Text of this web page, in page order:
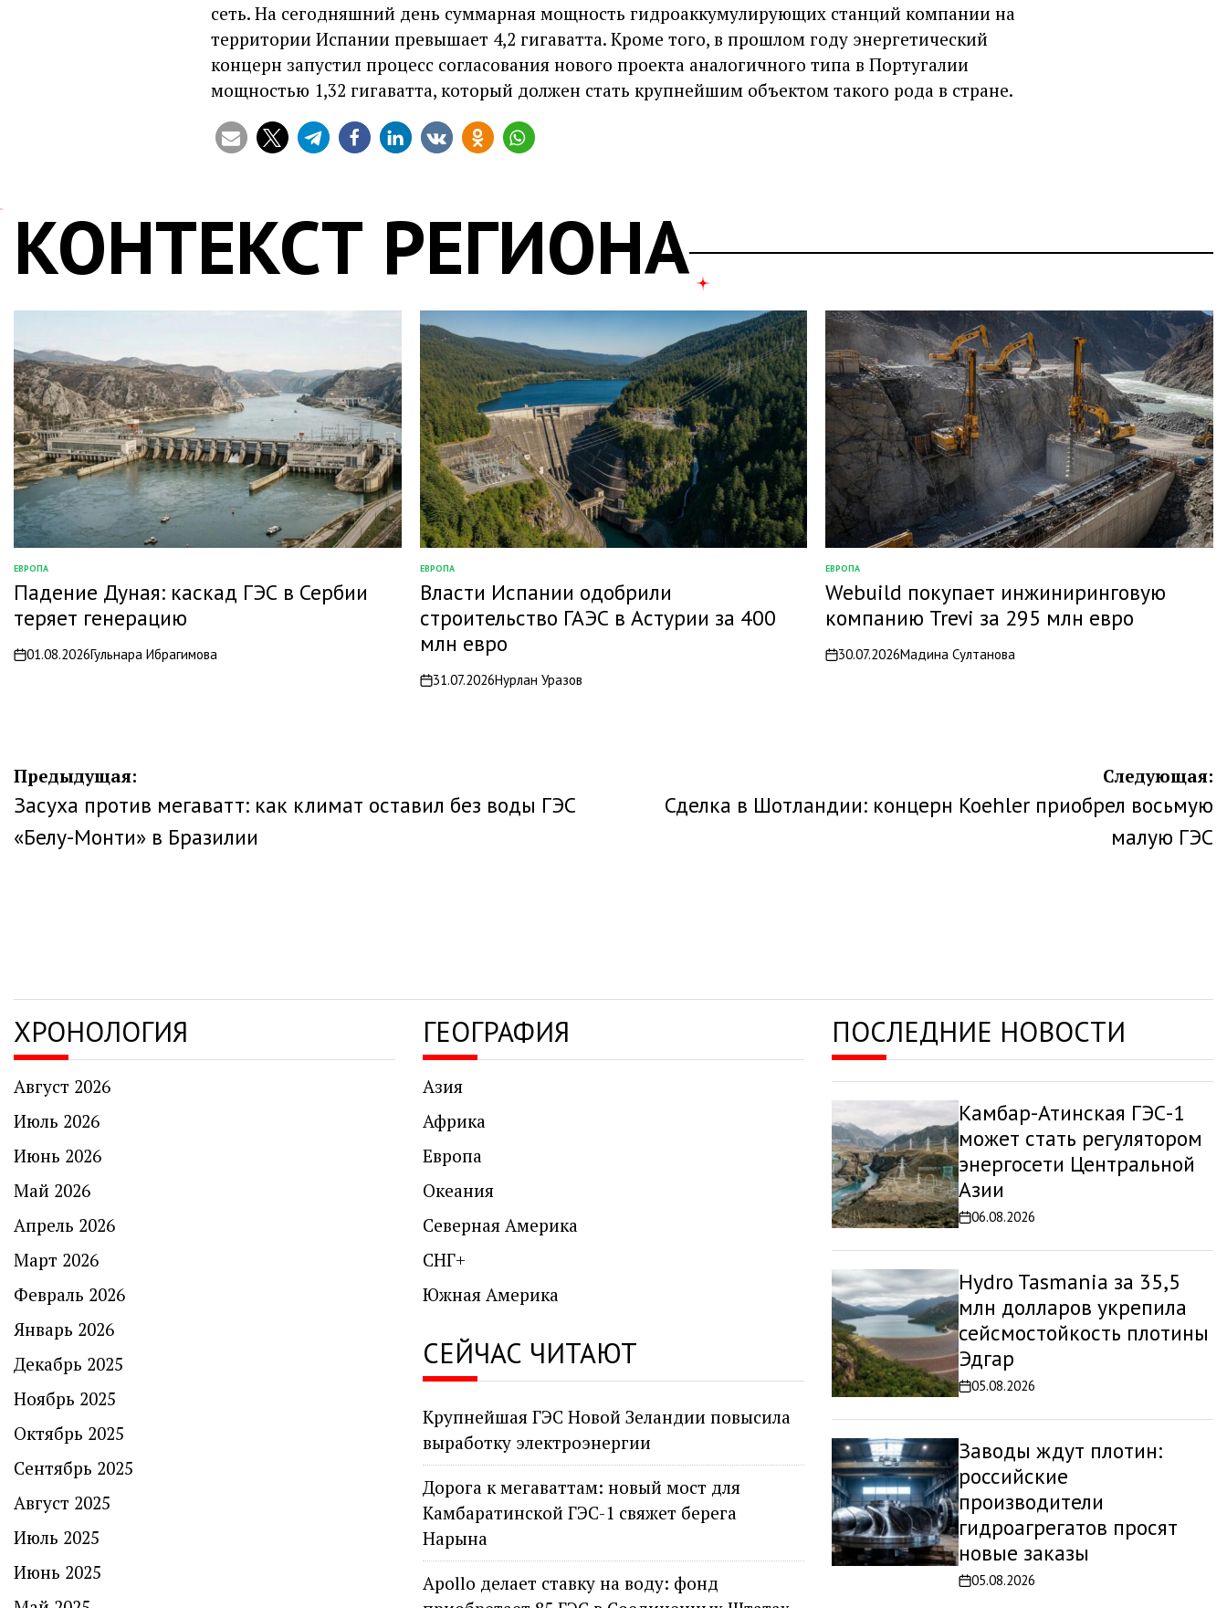
сеть. На сегодняшний день суммарная мощность гидроаккумулирующих станций компании на
территории Испании превышает 4,2 гигаватта. Кроме того, в прошлом году энергетический
концерн запустил процесс согласования нового проекта аналогичного типа в Португалии
мощностью 1,32 гигаватта, который должен стать крупнейшим объектом такого рода в стране.
КОНТЕКСТ РЕГИОНА
ОПУБЛИКОВАНО
В
ЕВРОПА
Падение Дуная: каскад ГЭС в Сербии
теряет генерацию
on01.08.2026Гульнара Ибрагимова
ОПУБЛИКОВАНО
В
ЕВРОПА
Власти Испании одобрили
строительство ГАЭС в Астурии за 400
млн евро
on31.07.2026Нурлан Уразов
ОПУБЛИКОВАНО
В
ЕВРОПА
Webuild покупает инжиниринговую
компанию Trevi за 295 млн евро
on30.07.2026Мадина Султанова
Навигация
по
записям
Предыдущая:
Засуха против мегаватт: как климат оставил без воды ГЭС
«Белу-Монти» в Бразилии
Следующая:
Сделка в Шотландии: концерн Koehler приобрел восьмую
малую ГЭС
ХРОНОЛОГИЯ
Август 2026
Июль 2026
Июнь 2026
Май 2026
Апрель 2026
Март 2026
Февраль 2026
Январь 2026
Декабрь 2025
Ноябрь 2025
Октябрь 2025
Сентябрь 2025
Август 2025
Июль 2025
Июнь 2025
ГЕОГРАФИЯ
Азия
Африка
Европа
Океания
Северная Америка
СНГ+
Южная Америка
СЕЙЧАС ЧИТАЮТ
Крупнейшая ГЭС Новой Зеландии повысила
выработку электроэнергии
Дорога к мегаваттам: новый мост для
Камбаратинской ГЭС-1 свяжет берега
Нарына
Apollo делает ставку на воду: фонд
ПОСЛЕДНИЕ НОВОСТИ
Камбар-Атинская ГЭС-1
может стать регулятором
энергосети Центральной
Азии
Дата
06.08.2026
Hydro Tasmania за 35,5
млн долларов укрепила
сейсмостойкость плотины
Эдгар
Дата
05.08.2026
Заводы ждут плотин:
российские
производители
гидроагрегатов просят
новые заказы
Дата
05.08.2026